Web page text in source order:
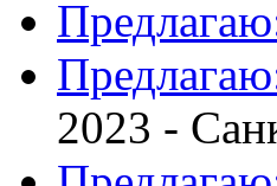
2023 -